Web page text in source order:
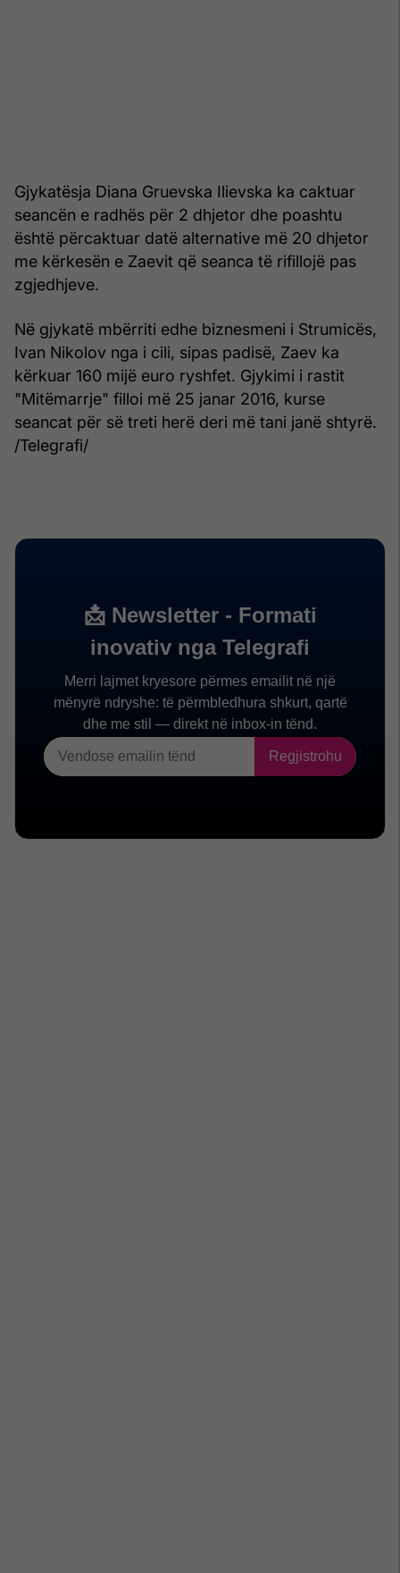
Gjykatësja Diana Gruevska Ilievska ka caktuar
seancën e radhës për 2 dhjetor dhe poashtu
është përcaktuar datë alternative më 20 dhjetor
me kërkesën e Zaevit që seanca të rifillojë pas
zgjedhjeve.
Në gjykatë mbërriti edhe biznesmeni i Strumicës,
Ivan Nikolov nga i cili, sipas padisë, Zaev ka
kërkuar 160 mijë euro ryshfet. Gjykimi i rastit
"Mitëmarrje" filloi më 25 janar 2016, kurse
seancat për së treti herë deri më tani janë shtyrë.
/Telegrafi/